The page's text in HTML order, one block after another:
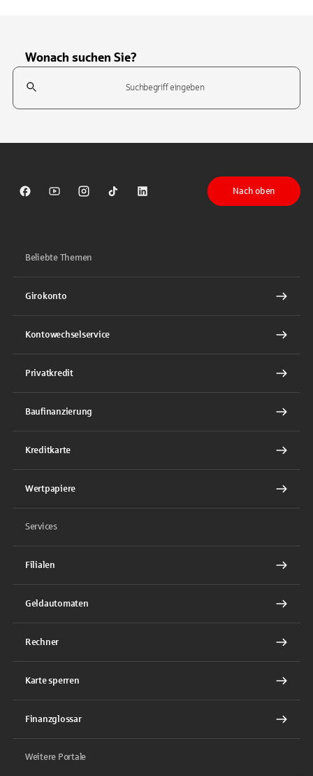
Wonach suchen Sie?
Suchfeld
Sparkasse auf Facebook
Sparkasse auf Youtube
Sparkasse auf Instagram
Sparkasse auf TikTok
Sparkasse auf LinkedIn
Nach oben
Beliebte Themen
Girokonto
Kontowechselservice
Privatkredit
Baufinanzierung
Kreditkarte
Wertpapiere
Services
Filialen
Geldautomaten
Rechner
Karte sperren
Finanzglossar
Weitere Portale